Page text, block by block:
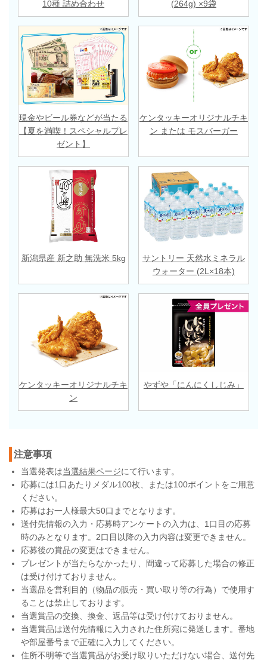
10種 詰め合わせ (264g) ×9袋
現金やビール券などが当たる
【夏を満喫！スペシャルプレ
ゼント】
ケンタッキーオリジナルチキ
ン または モスバーガー
新潟県産 新之助 無洗米 5kg
サントリー 天然水ミネラル
ウォーター (2L×18本)
ケンタッキーオリジナルチキ
ン
やずや「にんにくしじみ」
注意事項
当選発表は当選結果ページにて行います。
応募には1口あたりメダル100枚、または100ポイントをご用意
ください。
応募はお一人様最大50口までとなります。
送付先情報の入力・応募時アンケートの入力は、1口目の応募
時のみとなります。2口目以降の入力内容は変更できません。
応募後の賞品の変更はできません。
プレゼントが当たらなかったり、間違って応募した場合の修正
は受け付けておりません。
当選品を営利目的（物品の販売・買い取り等の行為）で使用す
ることは禁止しております。
当選賞品の交換、換金、返品等は受け付けておりません。
当選賞品は送付先情報に入力された住所宛に発送します。番地
や部屋番号まで正確に入力してください。
住所不明等で当選賞品がお受け取りいただけない場合、送付先